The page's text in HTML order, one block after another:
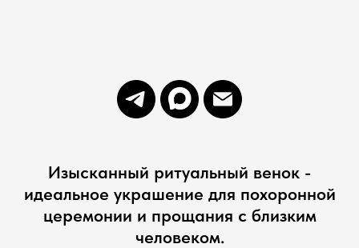
Изысканный ритуальный венок -
идеальное украшение для похоронной
церемонии и прощания с близким
человеком.